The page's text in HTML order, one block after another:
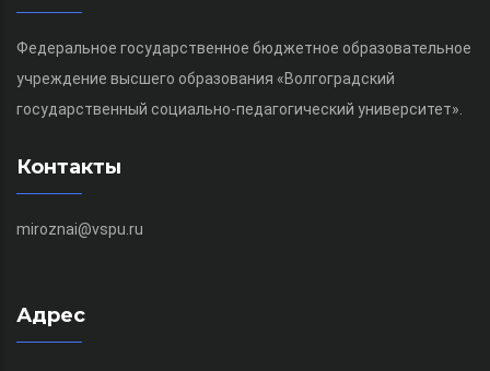
Федеральное государственное бюджетное образовательное
учреждение высшего образования «Волгоградский
государственный социально-педагогический университет».
Контакты
miroznai@vspu.ru
Адрес